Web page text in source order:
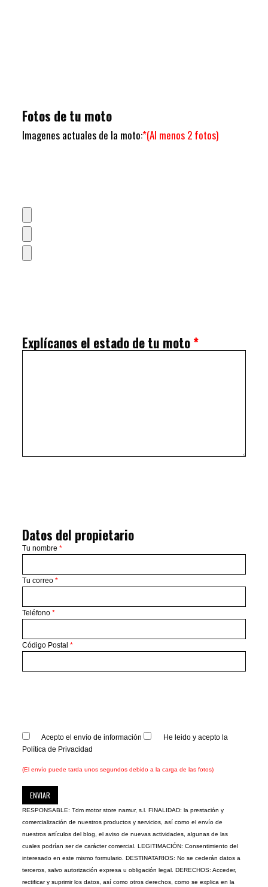
Fotos de tu moto
Imagenes actuales de la moto:*(Al menos 2 fotos)
Explícanos el estado de tu moto*
Datos del propietario
Tu nombre*
Tu correo*
Teléfono*
Código Postal*
Acepto el envío de información
He leido y acepto la
Política de Privacidad
(El envío puede tarda unos segundos debido a la carga de las fotos)
RESPONSABLE: Tdm motor store namur, s.l. FINALIDAD: la prestación y
comercialización de nuestros productos y servicios, así como el envío de
nuestros artículos del blog, el aviso de nuevas actividades, algunas de las
cuales podrían ser de carácter comercial. LEGITIMACIÓN: Consentimiento del
interesado en este mismo formulario. DESTINATARIOS: No se cederán datos a
terceros, salvo autorización expresa u obligación legal. DERECHOS: Acceder,
rectificar y suprimir los datos, así como otros derechos, como se explica en la